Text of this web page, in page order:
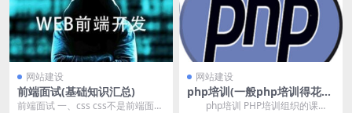
网站建设
前端面试(基础知识汇总)
前端面试 一、css css不是前端面试
网站建设
php培训(一般php培训得花多
少钱)
php培训 PHP培训组织的课